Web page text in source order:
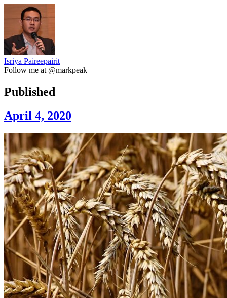
Isriya Paireepairit
Follow me at @markpeak
Published
April 4, 2020